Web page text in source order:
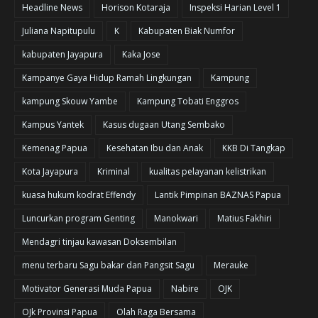
Headline News Horison Kotaraja
Inspeksi Harian Level 1
Juliana Napitupulu
K
Kabupaten Biak Numfor
kabupaten Jayapura
Kaka Jose
Kampanye Gaya Hidup Ramah Lingkungan
Kampung
kampung Skouw Yambe
Kampung Tobati Enggros
Kampus Yantek
Kasus dugaan Utang Sembako
Kemenag Papua
Kesehatan Ibu dan Anak
KKB Di Tangkap
Kota Jayapura
Kriminal
kualitas pelayanan kelistrikan
kuasa hukum kodrat Effendy
Lantik Pimpinan BAZNAS Papua
Luncurkan program Genting
Manokwari
Matius Fakhiri
Mendagri tinjau kawasan Doksembilan
menu terbaru Sagu bakar dan Pangsit Sagu
Merauke
Motivator Generasi Muda Papua
Nabire
OJK
OJk Provinsi Papua
Olah Raga Bersama